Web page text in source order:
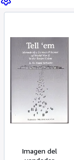
Arte y coleccionismo
Comenzar a vender
Ayuda
Imagen del